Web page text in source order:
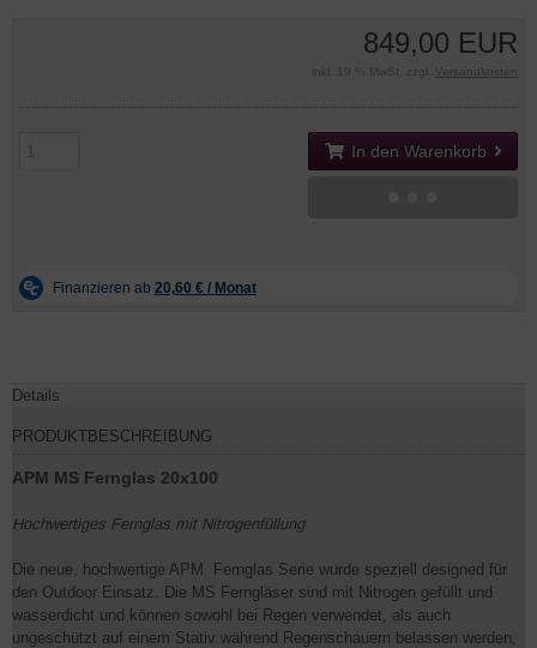
849,00 EUR
inkl. 19 % MwSt. zzgl. Versandkosten
In den Warenkorb
Details
PRODUKTBESCHREIBUNG
APM MS Fernglas 20x100
Hochwertiges Fernglas mit Nitrogenfüllung
Die neue, hochwertige APM Fernglas Serie wurde speziell designed für
den Outdoor Einsatz. Die MS Ferngläser sind mit Nitrogen gefüllt und
wasserdicht und können sowohl bei Regen verwendet, als auch
ungeschützt auf einem Stativ während Regenschauern belassen werden,